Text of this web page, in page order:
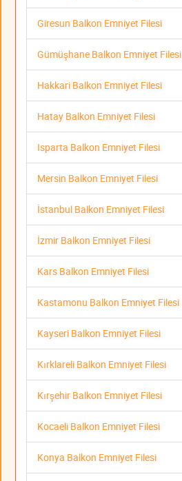
Giresun Balkon Emniyet Filesi
Gümüşhane Balkon Emniyet Filesi
Hakkari Balkon Emniyet Filesi
Hatay Balkon Emniyet Filesi
Isparta Balkon Emniyet Filesi
Mersin Balkon Emniyet Filesi
İstanbul Balkon Emniyet Filesi
İzmir Balkon Emniyet Filesi
Kars Balkon Emniyet Filesi
Kastamonu Balkon Emniyet Filesi
Kayseri Balkon Emniyet Filesi
Kırklareli Balkon Emniyet Filesi
Kırşehir Balkon Emniyet Filesi
Kocaeli Balkon Emniyet Filesi
Konya Balkon Emniyet Filesi